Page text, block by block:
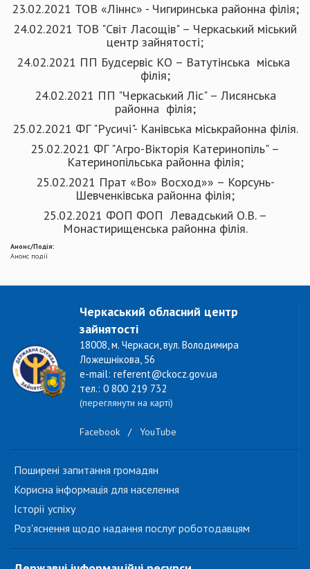
23.02.2021 ТОВ «Ліннс» - Чигиринська районна філія;
24.02.2021 ТОВ "Світ Ласощів" – Черкаський міський
центр зайнятості;
24.02.2021 ПП Будсервіс КО – Ватутінська міська
філія;
24.02.2021 ПП "Черкаський Ліс" – Лисянська
районна філія;
25.02.2021 ФГ "Русичі"- Канівська міськрайонна філія.
25.02.2021 ФГ "Агро-Вікторія Катеринопіль" –
Катеринопільська районна філія;
25.02.2021 Прат «Во» Восход»» – Корсунь-
Шевченківська районна філія;
25.02.2021 ФОП ФОП Левадський О.В. –
Монастирищенська районна філія.
Анонс/Подія:
Анонс події
Черкаський обласний центр
зайнятості
18008, м. Черкаси, вул. Володимира
Ложешнікова, 56
e-mail: referent@ckocz.gov.ua
тел.: 0 800 219 732
(переглянути на карті)
Facebook / YouTube
Поширені запитання громадян
Корисна інформація для населення
Історії успіху
Роз'яснення щодо надання послуг роботодавцям